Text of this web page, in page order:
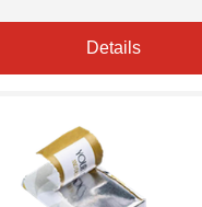
Details